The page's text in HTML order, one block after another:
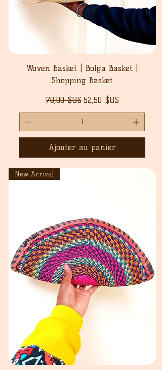
Woven Basket | Bolga Basket |
Shopping Basket
Prix original
70,00 $US Prix promotionnel
52,50 $US
Ajouter au panier
New Arrival